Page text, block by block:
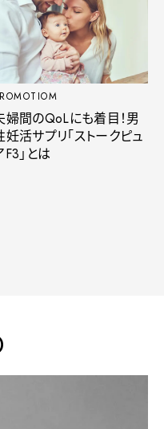
婦間のQoLにも着目！男
妊活サプリ「ストークピュ
F3」とは